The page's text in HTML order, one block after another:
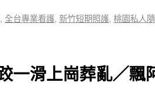
, 全台專業看護, 新竹短期照護, 桃園私人
滑上崗葬亂／飄